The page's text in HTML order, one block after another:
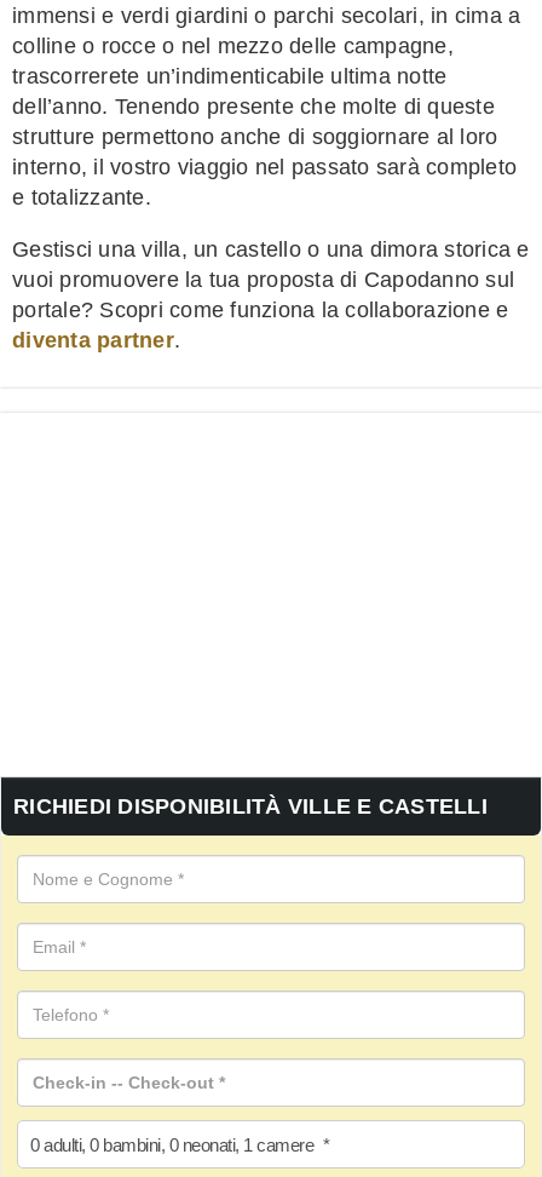
immensi e verdi giardini o parchi secolari, in cima a
colline o rocce o nel mezzo delle campagne,
trascorrerete un’indimenticabile ultima notte
dell’anno. Tenendo presente che molte di queste
strutture permettono anche di soggiornare al loro
interno, il vostro viaggio nel passato sarà completo
e totalizzante.
Gestisci una villa, un castello o una dimora storica e
vuoi promuovere la tua proposta di Capodanno sul
portale? Scopri come funziona la collaborazione e
diventa partner.
RICHIEDI DISPONIBILITÀ VILLE E CASTELLI
0 adulti, 0 bambini, 0 neonati, 1 camere *